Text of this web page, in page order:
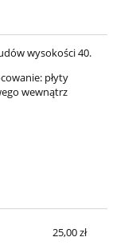
wysokości 40.
płyty
wewnątrz
25,00 zł